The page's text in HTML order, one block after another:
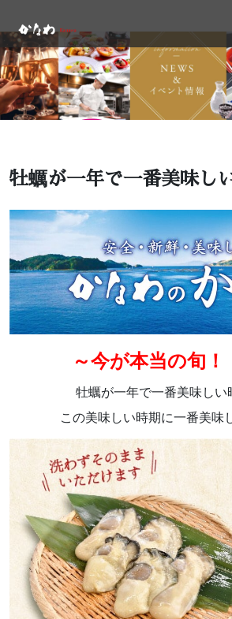
牡蠣が一年で一番美味し
～今が本当の旬！
牡蠣が一年で一番美味しい
この美味しい時期に一番美味